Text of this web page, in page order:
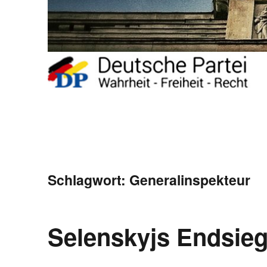
Schlagwort: Generalinspekteur
Selenskyjs